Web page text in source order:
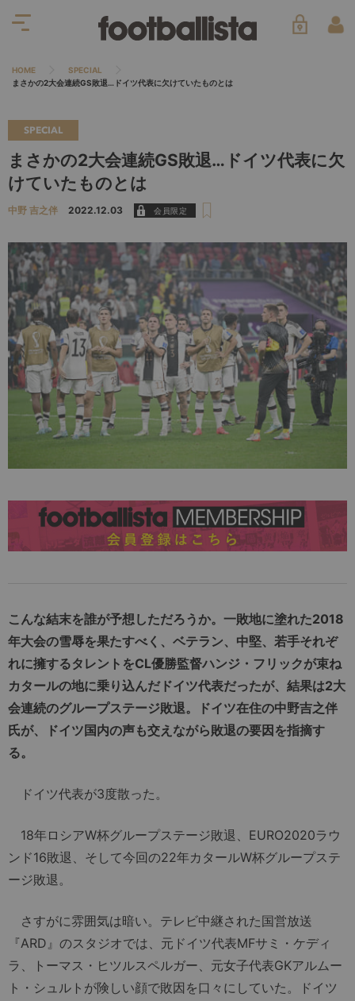
HOME
SPECIAL
まさかの2大会連続GS敗退…ドイツ代表に欠けていたものとは
SPECIAL
まさかの2大会連続GS敗退…ドイツ代表に欠
けていたものとは
中野 吉之伴 2022.12.03
こんな結末を誰が予想しただろうか。一敗地に塗れた2018
年大会の雪辱を果たすべく、ベテラン、中堅、若手それぞ
れに擁するタレントをCL優勝監督ハンジ・フリックが束ね
カタールの地に乗り込んだドイツ代表だったが、結果は2大
会連続のグループステージ敗退。ドイツ在住の中野吉之伴
氏が、ドイツ国内の声も交えながら敗退の要因を指摘す
る。
ドイツ代表が3度散った。
18年ロシアW杯グループステージ敗退、EURO2020ラウ
ンド16敗退、そして今回の22年カタールW杯グループステ
ージ敗退。
さすがに雰囲気は暗い。テレビ中継された国営放送
『ARD』のスタジオでは、元ドイツ代表MFサミ・ケディ
ラ、トーマス・ヒツルスペルガー、元女子代表GKアルムー
ト・シュルトが険しい顔で敗因を口々にしていた。ドイツ